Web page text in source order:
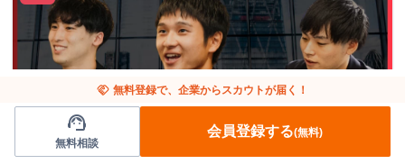
handshake 無料登録で、企業からスカウトが届く！
support_agent
無料相談
会員登録する(無料)